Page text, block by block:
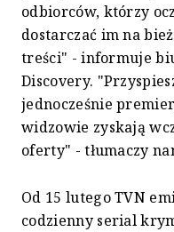
odbiorców, którzy
dostarczać im na
treści" - informuje
Discovery.
jednocześnie
widzowie zyskają
oferty" - tłumaczy
Od 15 lutego TVN
codzienny serial